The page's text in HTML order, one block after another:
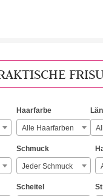
Haarfarbe
Alle Haarfarben
Schmuck
Jeder Schmuck
Scheitel